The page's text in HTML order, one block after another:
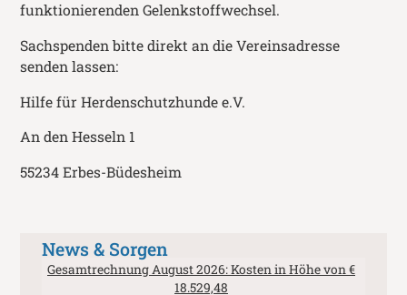
funktionierenden Gelenkstoffwechsel.
Sachspenden bitte direkt an die Vereinsadresse
senden lassen:
Hilfe für Herdenschutzhunde e.V.
An den Hesseln 1
55234 Erbes-Büdesheim
News & Sorgen
Gesamtrechnung August 2026: Kosten in Höhe von €
18.529,48